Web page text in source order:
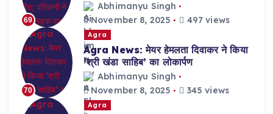
69
Abhimanyu Singh
November 8, 2025
497 views
70
Agra
Agra News: मेयर हेमलता दिवाकर ने किया
‘श्री खंडा साहिब’ का लोकार्पण
Abhimanyu Singh
November 8, 2025
345 views
Agra